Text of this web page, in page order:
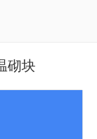
砌块